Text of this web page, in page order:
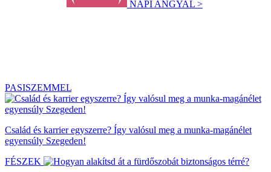
NAPI ANGYAL >
PASISZEMMEL
Család és karrier egyszerre? Így valósul meg a munka-magánélet
egyensúly Szegeden!
FÉSZEK